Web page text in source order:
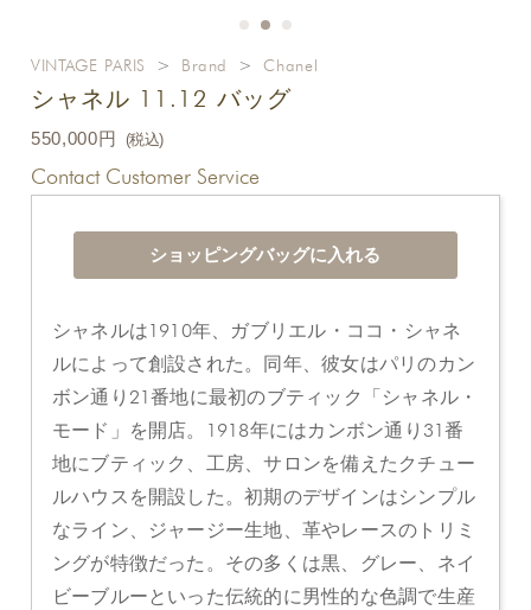
VINTAGE PARIS > Brand > Chanel
シャネル 11.12 バッグ
550,000円 (税込)
Contact Customer Service
シャネルは1910年、ガブリエル・ココ・シャネ
ルによって創設された。同年、彼女はパリのカン
ボン通り21番地に最初のブティック「シャネル・
モード」を開店。1918年にはカンボン通り31番
地にブティック、工房、サロンを備えたクチュー
ルハウスを開設した。初期のデザインはシンプル
なライン、ジャージー生地、革やレースのトリミ
ングが特徴だった。その多くは黒、グレー、ネイ
ビーブルーといった伝統的に男性的な色調で生産